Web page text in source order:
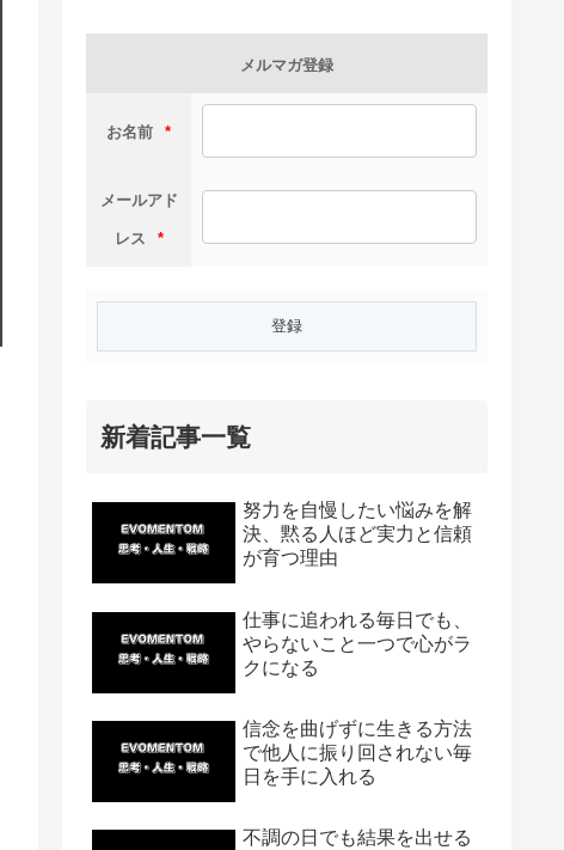
メルマガ登録
お名前 *
メールアド
レス *
新着記事一覧
努力を自慢したい悩みを解
決、黙る人ほど実力と信頼
が育つ理由
仕事に追われる毎日でも、
やらないこと一つで心がラ
クになる
信念を曲げずに生きる方法
で他人に振り回されない毎
日を手に入れる
不調の日でも結果を出せる